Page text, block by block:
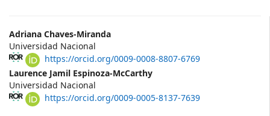
Adriana Chaves-Miranda
Universidad Nacional
https://orcid.org/0009-0008-8807-6769
Laurence Jamil Espinoza-McCarthy
Universidad Nacional
https://orcid.org/0009-0005-8137-7639